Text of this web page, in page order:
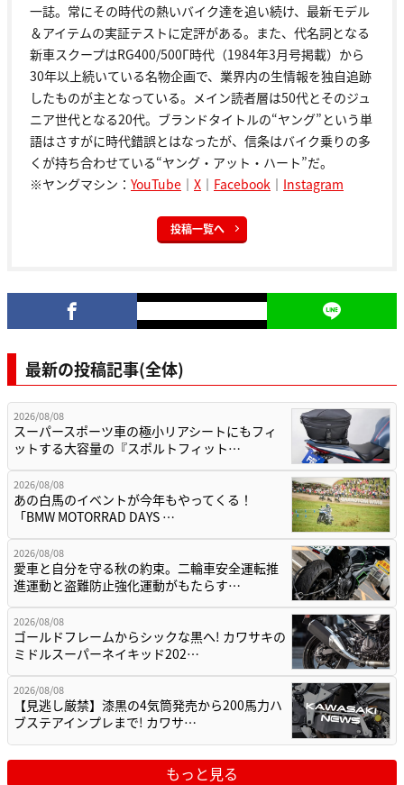
一誌。常にその時代の熱いバイク達を追い続け、最新モデル
＆アイテムの実証テストに定評がある。また、代名詞となる
新車スクープはRG400/500Γ時代（1984年3月号掲載）から
30年以上続いている名物企画で、業界内の生情報を独自追跡
したものが主となっている。メイン読者層は50代とそのジュ
ニア世代となる20代。ブランドタイトルの“ヤング”という単
語はさすがに時代錯誤とはなったが、信条はバイク乗りの多
くが持ち合わせている“ヤング・アット・ハート”だ。
※ヤングマシン： YouTube ｜ X ｜ Facebook ｜ Instagram
投稿一覧へ
最新の投稿記事(全体)
2026/08/08
スーパースポーツ車の極小リアシートにもフィ
ットする大容量の『スポルトフィット…
2026/08/08
あの白馬のイベントが今年もやってくる！
「BMW MOTORRAD DAYS …
2026/08/08
愛車と自分を守る秋の約束。二輪車安全運転推
進運動と盗難防止強化運動がもたらす…
2026/08/08
ゴールドフレームからシックな黒へ! カワサキの
ミドルスーパーネイキッド202…
2026/08/08
【見逃し厳禁】漆黒の4気筒発売から200馬力ハ
ブステアインプレまで! カワサ…
もっと見る